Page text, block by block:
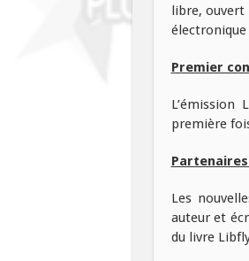
libre, ouvert
Premier
première
Les
auteur et
du livre